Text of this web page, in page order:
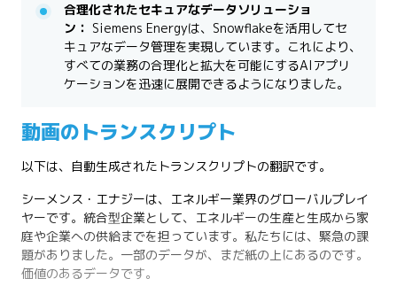
合理化されたセキュアなデータソリューショ
ン： Siemens Energyは、Snowflakeを活用してセ
キュアなデータ管理を実現しています。これにより、
すべての業務の合理化と拡大を可能にするAIアプリ
ケーションを迅速に展開できるようになりました。
動画のトランスクリプト
以下は、自動生成されたトランスクリプトの翻訳です。
シーメンス・エナジーは、エネルギー業界のグローバルプレイ
ヤーです。統合型企業として、エネルギーの生産と生成から家
庭や企業への供給までを担っています。私たちには、緊急の課
題がありました。一部のデータが、まだ紙の上にあるのです。
価値のあるデータです。